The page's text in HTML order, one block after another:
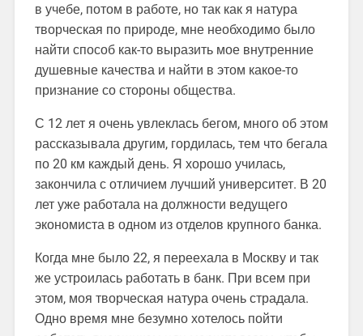
в учебе, потом в работе, но так как я натура
творческая по природе, мне необходимо было
найти способ как-то выразить мое внутренние
душевные качества и найти в этом какое-то
признание со стороны общества.
С 12 лет я очень увлеклась бегом, много об этом
рассказывала другим, гордилась, тем что бегала
по 20 км каждый день. Я хорошо училась,
закончила с отличием лучший университет. В 20
лет уже работала на должности ведущего
экономиста в одном из отделов крупного банка.
Когда мне было 22, я переехала в Москву и так
же устроилась работать в банк. При всем при
этом, моя творческая натура очень страдала.
Одно время мне безумно хотелось пойти